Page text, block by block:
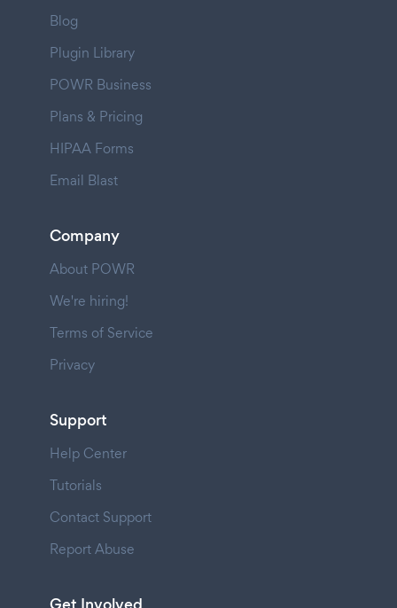
Blog
Plugin Library
POWR Business
Plans & Pricing
HIPAA Forms
Email Blast
Company
About POWR
We're hiring!
Terms of Service
Privacy
Support
Help Center
Tutorials
Contact Support
Report Abuse